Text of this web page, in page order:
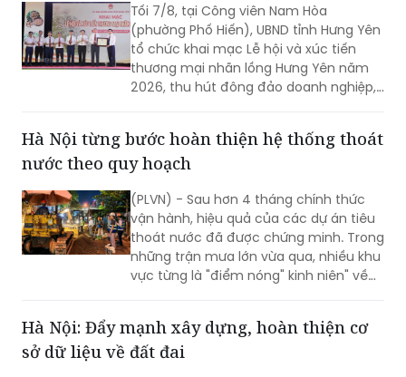
Tối 7/8, tại Công viên Nam Hòa
(phường Phố Hiến), UBND tỉnh Hưng Yên
tổ chức khai mạc Lễ hội và xúc tiến
thương mại nhãn lồng Hưng Yên năm
2026, thu hút đông đảo doanh nghiệp,
Hà Nội từng bước hoàn thiện hệ thống thoát
nước theo quy hoạch
(PLVN) - Sau hơn 4 tháng chính thức
vận hành, hiệu quả của các dự án tiêu
thoát nước đã được chứng minh. Trong
những trận mưa lớn vừa qua, nhiều khu
vực từng là "điểm nóng" kinh niên" về
Hà Nội: Đẩy mạnh xây dựng, hoàn thiện cơ
sở dữ liệu về đất đai